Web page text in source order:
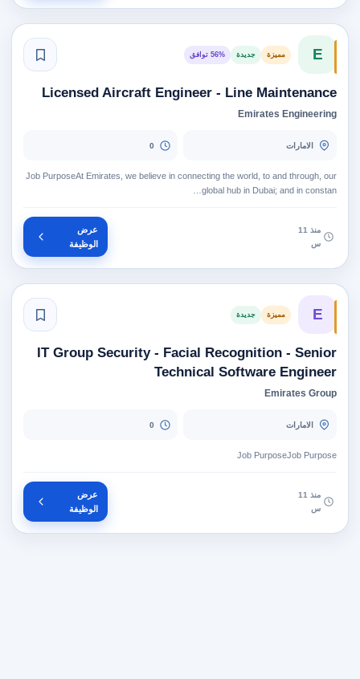
E مميزة جديدة 56% توافق
Licensed Aircraft Engineer - Line Maintenance
Emirates Engineering
الامارات 0
Job PurposeAt Emirates, we believe in connecting the world, to and through, our
global hub in Dubai; and in constan…
منذ 11
س
عرض
الوظيفة
E مميزة جديدة
IT Group Security - Facial Recognition - Senior
Technical Software Engineer
Emirates Group
الامارات 0
Job PurposeJob Purpose
منذ 11
س
عرض
الوظيفة